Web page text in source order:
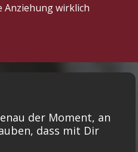
Anziehung wirklich
der Moment, an
dass mit Dir